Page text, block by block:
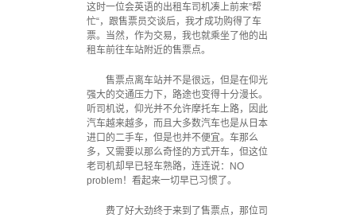
这时一位会英语的出租车司机凑上前来”帮
忙“，跟售票员交谈后，我才成功购得了车
票。当然，作为交易，我也就乘坐了他的出
租车前往车站附近的售票点。
售票点离车站并不是很远，但是在仰光
强大的交通压力下，路途也变得十分漫长。
听司机说，仰光并不允许摩托车上路，因此
汽车越来越多，而且大多数汽车也是从日本
进口的二手车，但是也并不便宜。车那么
多，又需要以那么奇怪的方式开车，但这位
老司机却早已轻车熟路，连连说：NO
problem！看起来一切早已习惯了。
费了好大劲终于来到了售票点，那位司